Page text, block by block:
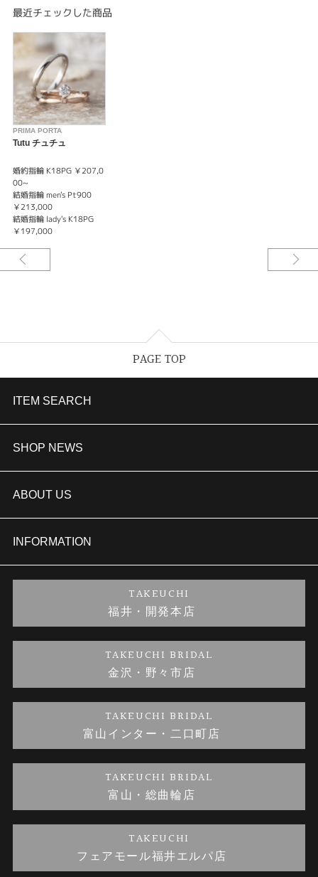
※税込み価格になります。
最近チェックした商品
PRIMA PORTA
Tutu チュチュ
婚約指輪 K18PG ￥207,0
00~
結婚指輪 men's Pt900
￥213,000
結婚指輪 lady's K18PG
￥197,000
PAGE TOP
ITEM SEARCH
婚約指輪
結婚指輪
セットリング
婚約ネックレス
金・プラチナのお取引
SHOP NEWS
TAKEUCHI BRIDAL金沢本店情報
商品一覧
ブランドリスト
金澤指輪工房｜手作りペアリング
金澤指輪工房｜手作り結婚指輪 and 婚約指輪
金澤指輪工房｜手作り婚約指輪プロポーズプラン
ABOUT US
会社概要
お客様の声
INFORMATION
プライバシーポリシー
TAKEUCHI
福井・開発本店
TAKEUCHI BRIDAL
金沢・野々市店
TAKEUCHI BRIDAL
富山インター・二口町店
TAKEUCHI BRIDAL
富山・総曲輪店
TAKEUCHI
フェアモール福井エルパ店